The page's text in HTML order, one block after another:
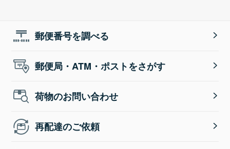
郵便番号を調べる
郵便局・ATM・ポストをさがす
荷物のお問い合わせ
再配達のご依頼